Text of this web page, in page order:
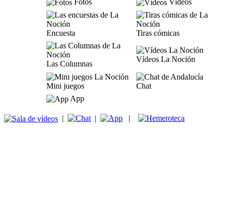
Fotos
Vídeos
Encuesta Tiras cómicas
Las Columnas
Vídeos La Noción
Mini juegos
Chat
App
| | |